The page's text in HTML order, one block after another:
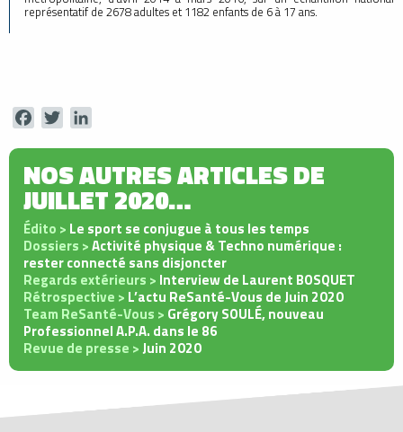
représentatif de 2678 adultes et 1182 enfants de 6 à 17 ans.
FacebookTwitter
NOS AUTRES ARTICLES DE
JUILLET 2020…
Édito > Le sport se conjugue à tous les temps
Dossiers >Activité physique & Techno numérique :
rester connecté sans disjoncter
Regards extérieurs > Interview de Laurent BOSQUET
Rétrospective > L’actu ReSanté-Vous de Juin 2020
Team ReSanté-Vous > Grégory SOULÉ, nouveau
Professionnel A.P.A. dans le 86
Revue de presse >Juin 2020